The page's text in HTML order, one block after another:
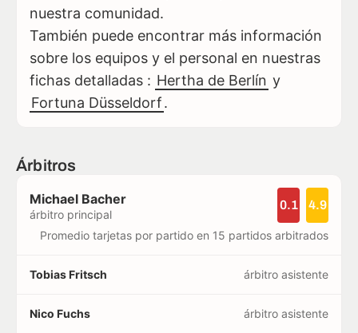
nuestra comunidad.
También puede encontrar más información
sobre los equipos y el personal en nuestras
fichas detalladas : Hertha de Berlín y
Fortuna Düsseldorf.
Árbitros
Michael Bacher
árbitro principal
0.1 4.9
Promedio tarjetas por partido en 15 partidos arbitrados
Tobias Fritsch árbitro asistente
Nico Fuchs árbitro asistente